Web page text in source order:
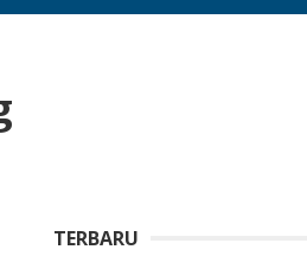
TERBARU